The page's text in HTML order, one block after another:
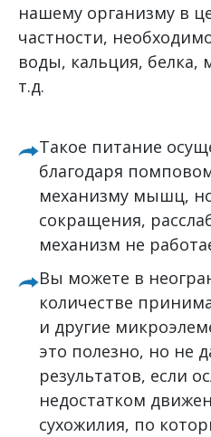
нашему организму в
частности,
воды, кальция, белка,
т.д.
Такое питание
благодаря
механизму мышц,
сокращения,
механизм не
Вы можете в
количестве
и другие
это полезно, но не
результатов, если
недостатком
сухожилия, по